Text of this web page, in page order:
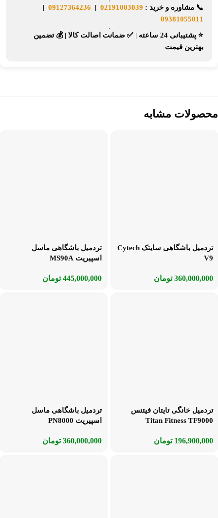
📞 مشاوره و خرید : 02191003039
|
09127364236
|
09381055011
⭐ پشتیبانی 24 ساعته | ✅ ضمانت اصالت کالا |💰 تضمین
بهترین قیمت
محصولات مشابه
تردمیل باشگاهی سایتک Cytech
V9
360,000,000 تومان
تردمیل باشگاهی ماسل
اسپیریت MS90A
445,000,000 تومان
تردمیل خانگی تایتان فیتنس
Titan Fitness TF9000
196,900,000 تومان
تردمیل باشگاهی ماسل
اسپیریت PN8000
360,000,000 تومان